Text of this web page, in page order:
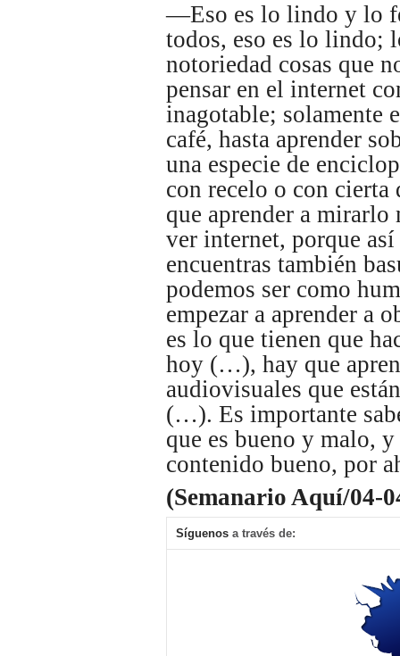
—Eso es lo lindo y lo
todos, eso es lo lindo;
notoriedad cosas que
pensar en el internet
inagotable; solamente
café, hasta aprender
una especie de
con recelo o con cierta
que aprender a mirarlo
ver internet, porque
encuentras también
podemos ser como
empezar a aprender a
es lo que tienen que
hoy (…), hay que
audiovisuales que
(…). Es importante
que es bueno y malo,
contenido bueno, por
(Semanario Aquí/04-
Síguenos a través de: